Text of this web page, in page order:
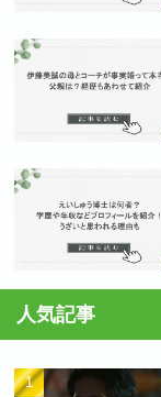
人気記事